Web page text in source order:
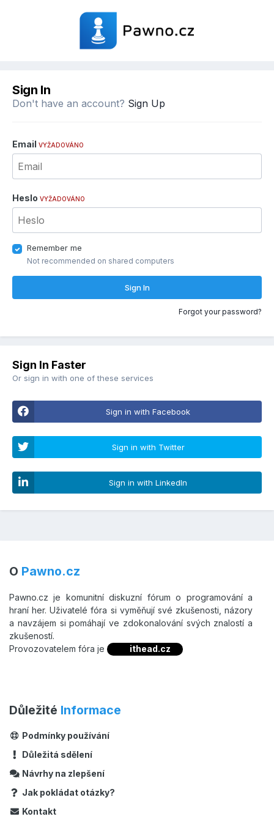
Sign In
Don't have an account? Sign Up
Email VYŽADOVÁNO
Heslo VYŽADOVÁNO
Remember me
Not recommended on shared computers
Sign In
Forgot your password?
Sign In Faster
Or sign in with one of these services
Sign in with Facebook
Sign in with Twitter
Sign in with LinkedIn
O Pawno.cz
Pawno.cz je komunitní diskuzní fórum o programování a
hraní her. Uživatelé fóra si vyměňují své zkušenosti, názory
a navzájem si pomáhají ve zdokonalování svých znalostí a
zkušeností.
Provozovatelem fóra je
ithead.cz
Důležité Informace
Podmínky používání
Důležitá sdělení
Návrhy na zlepšení
Jak pokládat otázky?
Kontakt